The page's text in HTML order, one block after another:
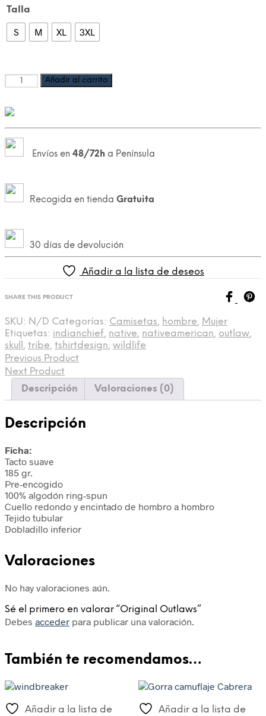
Talla
S M XL 3XL
Añadir al carrito
Envíos en 48/72h a Península
Recogida en tienda Gratuita
30 días de devolución
Añadir a la lista de deseos
SHARE THIS PRODUCT
SKU: N/D Categorías: Camisetas, hombre, Mujer
Etiquetas: indianchief, native, nativeamerican, outlaw,
skull , tribe, tshirtdesign, wildlife
Previous Product
Next Product
Descripción
Valoraciones (0)
Descripción
Ficha:
Tacto suave
185 gr.
Pre-encogido
100% algodón ring-spun
Cuello redondo y encintado de hombro a hombro
Tejido tubular
Dobladillo inferior
Valoraciones
No hay valoraciones aún.
Sé el primero en valorar “Original Outlaws”
Debes acceder para publicar una valoración.
También te recomendamos…
Añadir a la lista de
Añadir a la lista de